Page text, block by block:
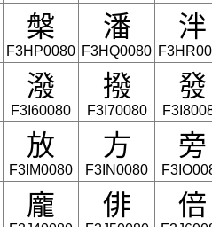
槃
F3HP0080
潘
F3HQ0080
泮
潑
F3I60080
撥
F3I70080
發
放
F3IM0080
方
F3IN0080
旁
龐 俳 倍